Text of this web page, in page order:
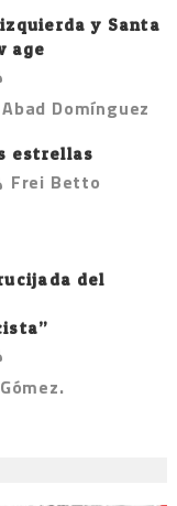
y Santa
age
Domínguez
estrellas
Frei Betto
del